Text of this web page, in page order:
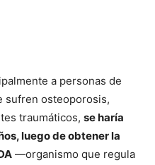
a personas de
sufren osteoporosis,
traumáticos, se haría
luego de obtener la
—organismo que regula